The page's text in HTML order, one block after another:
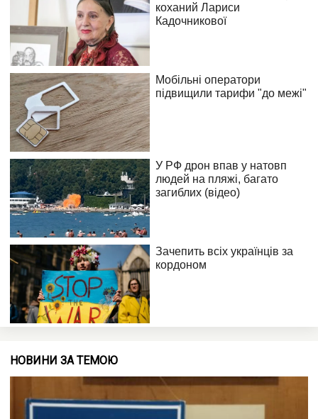
НОВИНИ ЗА ТЕМОЮ